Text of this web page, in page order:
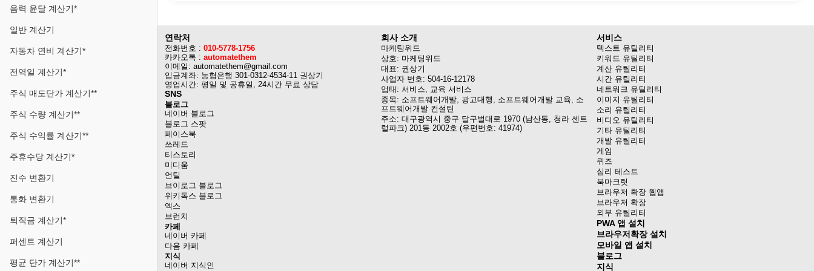
음력 윤달 계산기*
일반 계산기
자동차 연비 계산기*
전역일 계산기*
주식 매도단가 계산기**
주식 수량 계산기**
주식 수익률 계산기**
주휴수당 계산기*
진수 변환기
통화 변환기
퇴직금 계산기*
퍼센트 계산기
평균 단가 계산기**
연락처
전화번호 : 010-5778-1756
카카오톡 : automatethem
이메일: automatethem@gmail.com
입금계좌: 농협은행 301-0312-4534-11 권상기
영업시간: 평일 및 공휴일, 24시간 무료 상담
SNS
블로그
네이버 블로그
블로그 스팟
페이스북
쓰레드
티스토리
미디움
언틸
브이로그 블로그
위키독스 블로그
엑스
브런치
카페
네이버 카페
다음 카페
지식
네이버 지식인
회사 소개
마케팅위드
상호: 마케팅위드
대표: 권상기
사업자 번호: 504-16-12178
업태: 서비스, 교육 서비스
종목: 소프트웨어개발, 광고대행, 소프트웨어개발 교육, 소
프트웨어개발 컨설틴
주소: 대구광역시 중구 달구벌대로 1970 (남산동, 청라 센트
럴파크) 201동 2002호 (우편번호: 41974)
서비스
텍스트 유틸리티
키워드 유틸리티
계산 유틸리티
시간 유틸리티
네트워크 유틸리티
이미지 유틸리티
소리 유틸리티
비디오 유틸리티
기타 유틸리티
개발 유틸리티
게임
퀴즈
심리 테스트
북마크릿
브라우저 확장 웹앱
브라우저 확장
외부 유틸리티
PWA 앱 설치
브라우저확장 설치
모바일 앱 설치
블로그
지식